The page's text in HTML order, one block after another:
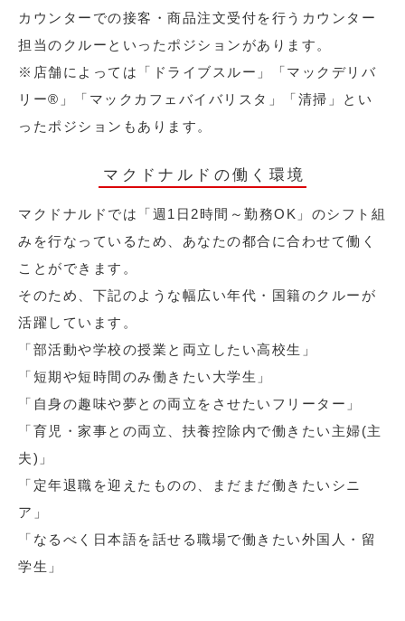
カウンターでの接客・商品注文受付を行うカウンター
担当のクルーといったポジションがあります。
※店舗によっては「ドライブスルー」「マックデリバ
リー®︎」「マックカフェバイバリスタ」「清掃」とい
ったポジションもあります。
マクドナルドの働く環境
マクドナルドでは「週1日2時間～勤務OK」のシフト組
みを行なっているため、あなたの都合に合わせて働く
ことができます。
そのため、下記のような幅広い年代・国籍のクルーが
活躍しています。
「部活動や学校の授業と両立したい高校生」
「短期や短時間のみ働きたい大学生」
「自身の趣味や夢との両立をさせたいフリーター」
「育児・家事との両立、扶養控除内で働きたい主婦(主
夫)」
「定年退職を迎えたものの、まだまだ働きたいシニ
ア」
「なるべく日本語を話せる職場で働きたい外国人・留
学生」